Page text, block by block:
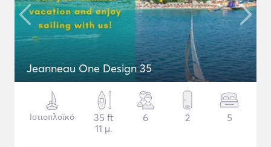
Jeanneau One Design 35
Ιστιοπλοϊκό
35 ft
11 μ.
6 2 5